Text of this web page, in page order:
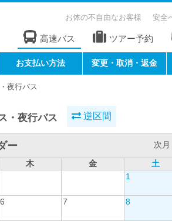
お体の不自由なお客様 安全
高速バス ツアー予約
お支払い方法 変更・取消・返金
夜行バス
・夜行バス 逆区間
ー
次月
木 金
土
1
6 7 8